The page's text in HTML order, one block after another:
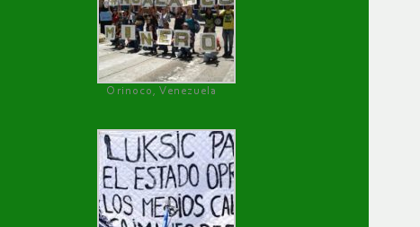
Orinoco, Venezuela